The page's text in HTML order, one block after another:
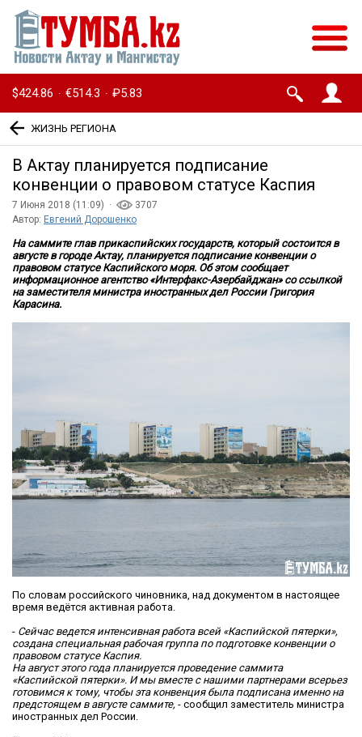
$424.86 · €514.3 · ₽5.83
ЖИЗНЬ РЕГИОНА
В Актау планируется подписание
конвенции о правовом статусе Каспия
7 Июня 2018 (11:09) ·
3707
Автор: Евгений Дорошенко
На саммите глав прикаспийских государств, который состоится в
августе в городе Актау, планируется подписание конвенции о
правовом статусе Каспийского моря. Об этом сообщает
информационное агентство «Интерфакс-Азербайджан» со ссылкой
на заместителя министра иностранных дел России Григория
Карасина.
По словам российского чиновника, над документом в настоящее
время ведётся активная работа.
- Сейчас ведется интенсивная работа всей «Каспийской пятерки»,
создана специальная рабочая группа по подготовке конвенции о
правовом статусе Каспия.
На август этого года планируется проведение саммита
«Каспийской пятерки». И мы вместе с нашими партнерами всерьез
готовимся к тому, чтобы эта конвенция была подписана именно на
предстоящем в августе саммите, - сообщил заместитель министра
иностранных дел России.